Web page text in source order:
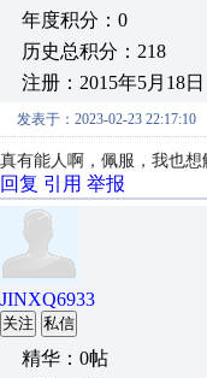
年度积分：0
历史总积分：218
注册：2015年5月18日
发表于：2023-02-23 22:17:10
真有能人啊，佩服，我也
回复 引用 举报
JINXQ6933
关注 私信
精华：0帖